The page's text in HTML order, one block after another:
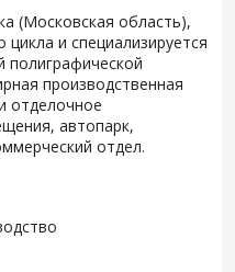
(Московская область),
и специализируется
полиграфической
производственная
отделочное
автопарк,
отдел.